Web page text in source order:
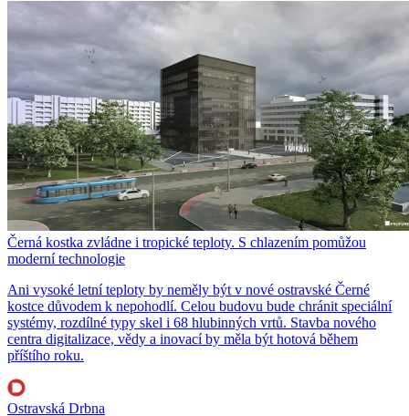
Černá kostka zvládne i tropické teploty. S chlazením pomůžou
moderní technologie
Ani vysoké letní teploty by neměly být v nové ostravské Černé
kostce důvodem k nepohodlí. Celou budovu bude chránit speciální
systémy, rozdílné typy skel i 68 hlubinných vrtů. Stavba nového
centra digitalizace, vědy a inovací by měla být hotová během
příštího roku.
Ostravská Drbna